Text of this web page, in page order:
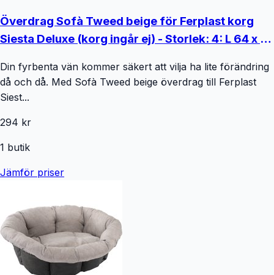
Överdrag Sofà Tweed beige för Ferplast korg
Siesta Deluxe (korg ingår ej) - Storlek: 4: L 64 x B
Din fyrbenta vän kommer säkert att vilja ha lite förändring
då och då. Med Sofà Tweed beige överdrag till Ferplast
Siest...
294 kr
1 butik
Jämför priser